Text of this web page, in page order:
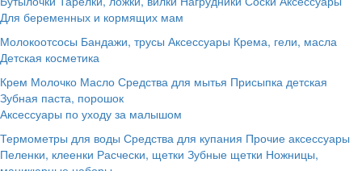
Для беременных и кормящих мам
Молокоотсосы Бандажи, трусы Аксессуары Крема, гели, масла
Детская косметика
Крем Молочко Масло Средства для мытья Присыпка детская
Зубная паста, порошок
Аксессуары по уходу за малышом
Термометры для воды Средства для купания Прочие аксессуары
Пеленки, клеенки Расчески, щетки Зубные щетки Ножницы,